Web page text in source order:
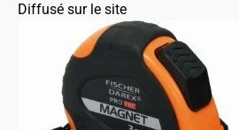
Diffusé sur le site